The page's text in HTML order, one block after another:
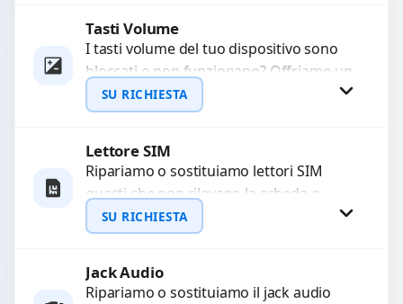
Richiedi Preventivo
WhatsApp
Tasti Volume
I tasti volume del tuo dispositivo sono
bloccati o non funzionano? Offriamo un
servizio di riparazione o sostituzione
con ricambi...
SU RICHIESTA
Richiedi Preventivo
WhatsApp
Lettore SIM
Ripariamo o sostituiamo lettori SIM
guasti che non rilevano la scheda o
interrompono il segnale. Utilizziamo
ricambi testati e garantiti...
SU RICHIESTA
Richiedi Preventivo
Jack Audio
Ripariamo o sostituiamo il jack audio